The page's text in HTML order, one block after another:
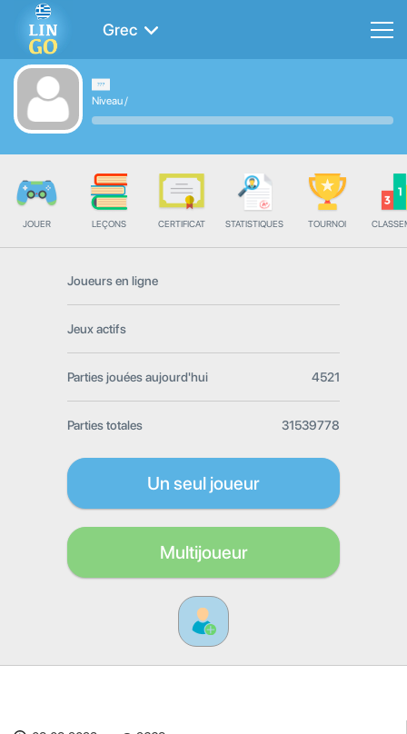
Grec
Niveau/
JOUER LEÇONS CERTIFICAT STATISTIQUES TOURNOI
Joueurs en ligne
Jeux actifs
Parties jouées aujourd'hui 4521
Parties totales 31539778
Un seul joueur
Multijoueur